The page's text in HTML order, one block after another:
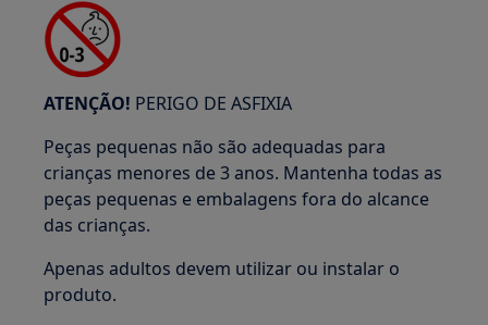
ATENÇÃO! PERIGO DE ASFIXIA
Peças pequenas não são adequadas para
crianças menores de 3 anos. Mantenha todas as
peças pequenas e embalagens fora do alcance
das crianças.
Apenas adultos devem utilizar ou instalar o
produto.